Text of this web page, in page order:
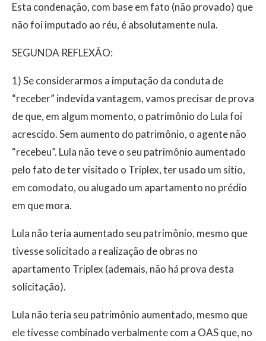
Esta condenação, com base em fato (não provado) que
não foi imputado ao réu, é absolutamente nula.
SEGUNDA REFLEXÃO:
1) Se considerarmos a imputação da conduta de
“receber” indevida vantagem, vamos precisar de prova
de que, em algum momento, o patrimônio do Lula foi
acrescido. Sem aumento do patrimônio, o agente não
“recebeu”. Lula não teve o seu patrimônio aumentado
pelo fato de ter visitado o Triplex, ter usado um sítio,
em comodato, ou alugado um apartamento no prédio
em que mora.
Lula não teria aumentado seu patrimônio, mesmo que
tivesse solicitado a realização de obras no
apartamento Triplex (ademais, não há prova desta
solicitação).
Lula não teria seu patrimônio aumentado, mesmo que
ele tivesse combinado verbalmente com a OAS que, no